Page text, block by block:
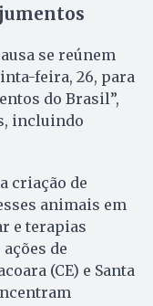
se reúnem
feira, 26, para
do Brasil”,
incluindo
criação de
animais em
e terapias
de
(CE) e Santa